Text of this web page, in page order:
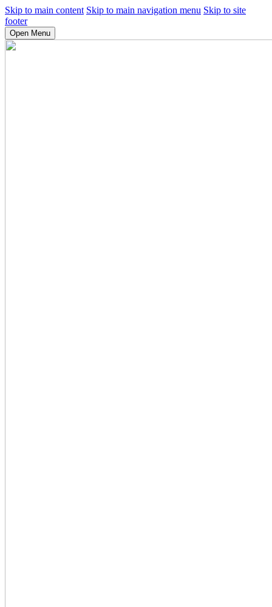
Skip to main content Skip to main navigation menu Skip to site
footer
Open Menu